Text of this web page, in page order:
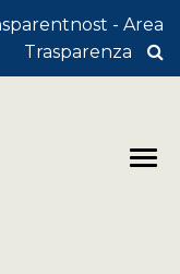
- Area
Trasparenza